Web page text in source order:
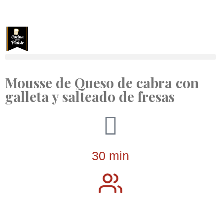
Mousse de Queso de cabra con
galleta y salteado de fresas
30 min